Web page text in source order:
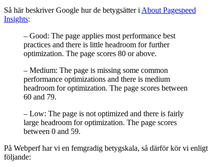
Så här beskriver Google hur de betygsätter i About Pagespeed
Insights:
– Good: The page applies most performance best
practices and there is little headroom for further
optimization. The page scores 80 or above.
– Medium: The page is missing some common
performance optimizations and there is medium
headroom for optimization. The page scores between
60 and 79.
– Low: The page is not optimized and there is fairly
large headroom for optimization. The page scores
between 0 and 59.
På Webperf har vi en femgradig betygskala, så därför kör vi enligt
följande: